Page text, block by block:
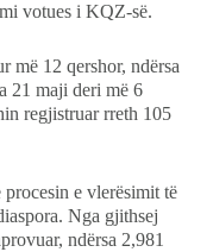
votues i KQZ-së.
më 12 qershor, ndërsa
21 maji deri më 6
regjistruar rreth 105
e vlerësimit të
Nga gjithsej
ndërsa 2,981